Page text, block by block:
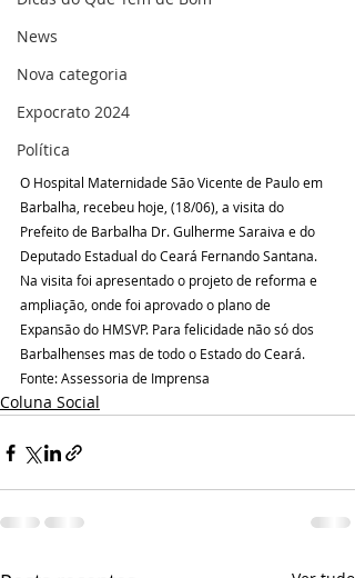
News
Nova categoria
Expocrato 2024
Política
O Hospital Maternidade São Vicente de Paulo em
Barbalha, recebeu hoje, (18/06), a visita do
Prefeito de Barbalha Dr. Gulherme Saraiva e do
Deputado Estadual do Ceará Fernando Santana.
Na visita foi apresentado o projeto de reforma e
ampliação, onde foi aprovado o plano de
Expansão do HMSVP. Para felicidade não só dos
Barbalhenses mas de todo o Estado do Ceará.
Fonte: Assessoria de Imprensa
Coluna Social